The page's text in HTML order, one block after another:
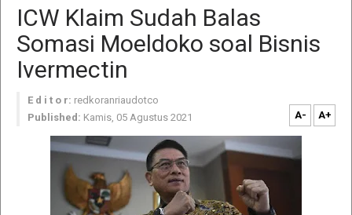
ICW Klaim Sudah Balas
Somasi Moeldoko soal Bisnis
Ivermectin
E d i t o r: redkoranriaudotco
Published: Kamis, 05 Agustus 2021 A- A+